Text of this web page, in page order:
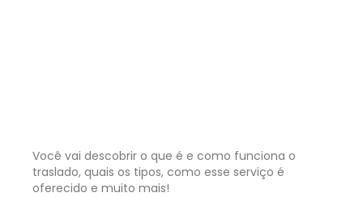
Você vai descobrir o que é e como funciona o
traslado, quais os tipos, como esse serviço é
oferecido e muito mais!